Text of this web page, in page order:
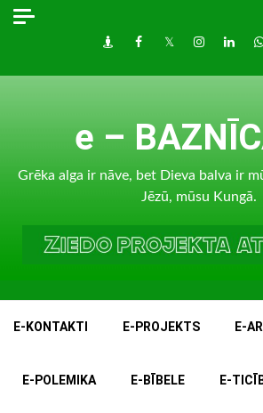
Skip
DraugiemFacebook
TwitterInstagram
e –
Grēka alga ir nāve, bet Dieva balva ir
Jēzū, mūsu Kungā.
E-KONTAKTI E-PROJEKTS E-
E-POLEMIKA E-BĪBELE E-